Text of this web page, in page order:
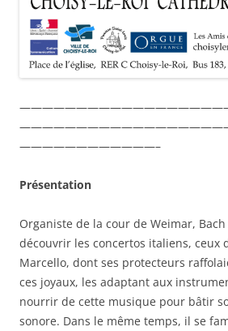
————————————–
Présentation
Organiste de la cour de Weimar,
découvrir les concertos italiens, ceux
Marcello, dont ses protecteurs
ces joyaux, les adaptant aux
nourrir de cette musique pour bâtir
sonore. Dans le même temps, il se